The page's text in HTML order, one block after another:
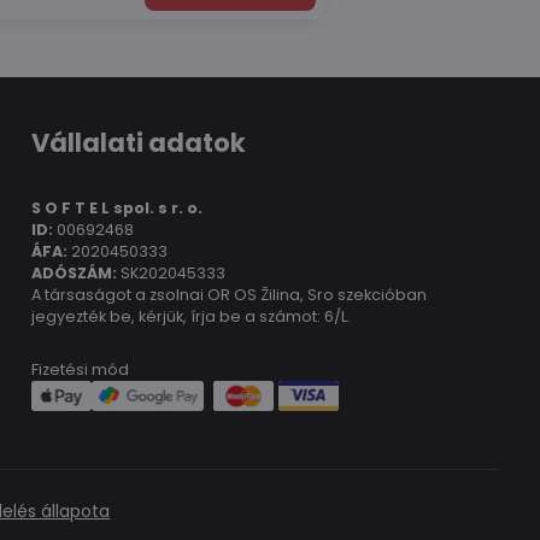
Vállalati adatok
S O F T E L spol. s r. o.
ID: 00692468
ÁFA: 2020450333
ADÓSZÁM: SK202045333
A társaságot a zsolnai OR OS Žilina, Sro szekcióban
jegyezték be, kérjük, írja be a számot: 6/L.
Fizetési mód
állapota